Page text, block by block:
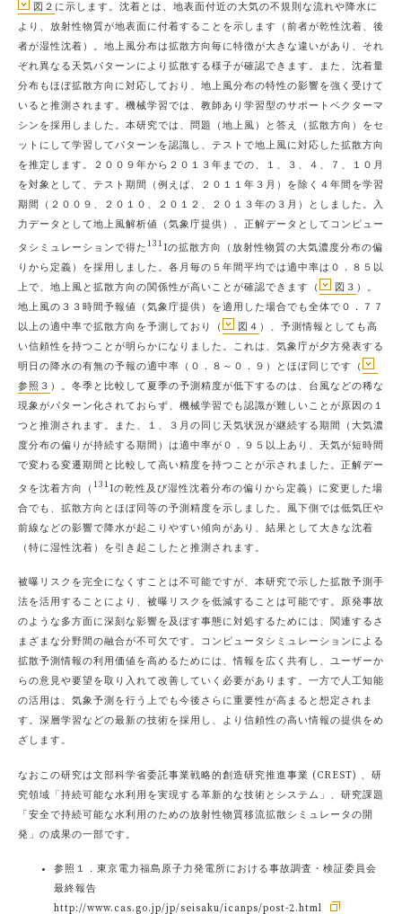
図２ に示します。沈着とは、地表面付近の大気の不規則な流れや降水に
より、放射性物質が地表面に付着することを示します（前者が乾性沈着、後
者が湿性沈着）。地上風分布は拡散方向毎に特徴が大きな違いがあり、それ
ぞれ異なる天気パターンにより拡散する様子が確認できます。また、沈着量
分布もほぼ拡散方向に対応しており、地上風分布の特性の影響を強く受けて
いると推測されます。機械学習では、教師あり学習型のサポートベクターマ
シンを採用しました。本研究では、問題（地上風）と答え（拡散方向）をセ
ットにして学習してパターンを認識し、テストで地上風に対応した拡散方向
を推定します。２００９年から２０１３年までの、１、３、４、７、１０月
を対象として、テスト期間（例えば、２０１１年３月）を除く４年間を学習
期間（２００９、２０１０、２０１２、２０１３年の３月）としました。入
力データとして地上風解析値（気象庁提供）、正解データとしてコンピュー
タシミュレーションで得た 131 Iの拡散方向（放射性物質の大気濃度分布の偏
りから定義）を採用しました。各月毎の５年間平均では適中率は０．８５以
上で、地上風と拡散方向の関係性が高いことが確認できます（
図３ ）。
地上風の３３時間予報値（気象庁提供）を適用した場合でも全体で０．７７
以上の適中率で拡散方向を予測しており（
図４ ）、予測情報としても高
い信頼性を持つことが明らかになりました。これは、気象庁が夕方発表する
明日の降水の有無の予報の適中率（０．８～０．９）とほぼ同じです（
参照３ ）。冬季と比較して夏季の予測精度が低下するのは、台風などの稀な
現象がパターン化されておらず、機械学習でも認識が難しいことが原因の１
つと推測されます。また、１、３月の同じ天気状況が継続する期間（大気濃
度分布の偏りが持続する期間）は適中率が０．９５以上あり、天気が短時間
で変わる変遷期間と比較して高い精度を持つことが示されました。正解デー
タを沈着方向（ 131 Iの乾性及び湿性沈着分布の偏りから定義）に変更した場
合でも、拡散方向とほぼ同等の予測精度を示しました。風下側では低気圧や
前線などの影響で降水が起こりやすい傾向があり、結果として大きな沈着
（特に湿性沈着）を引き起こしたと推測されます。
被曝リスクを完全になくすことは不可能ですが、本研究で示した拡散予測手
法を活用することにより、被曝リスクを低減することは可能です。原発事故
のような多方面に深刻な影響を及ぼす事態に対処するためには、関連するさ
まざまな分野間の融合が不可欠です。コンピュータシミュレーションによる
拡散予測情報の利用価値を高めるためには、情報を広く共有し、ユーザーか
らの意見や要望を取り入れて改善していく必要があります。一方で人工知能
の活用は、気象予測を行う上でも今後さらに重要性が高まると想定されま
す。深層学習などの最新の技術を採用し、より信頼性の高い情報の提供をめ
ざします。
なおこの研究は文部科学省委託事業戦略的創造研究推進事業 (CREST) 、研
究領域「持続可能な水利用を実現する革新的な技術とシステム」、研究課題
「安全で持続可能な水利用のための放射性物質移流拡散シミュレータの開
発」の成果の一部です。
参照１．東京電力福島原子力発電所における事故調査・検証委員会
最終報告
http://www.cas.go.jp/jp/seisaku/icanps/post-2.html